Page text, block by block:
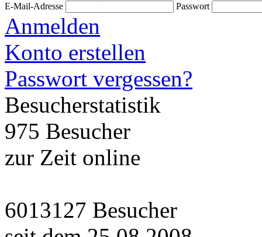
E-Mail-Adresse Passwort
Anmelden
Konto erstellen
Passwort vergessen?
Besucherstatistik
975 Besucher
zur Zeit online
6013127 Besucher